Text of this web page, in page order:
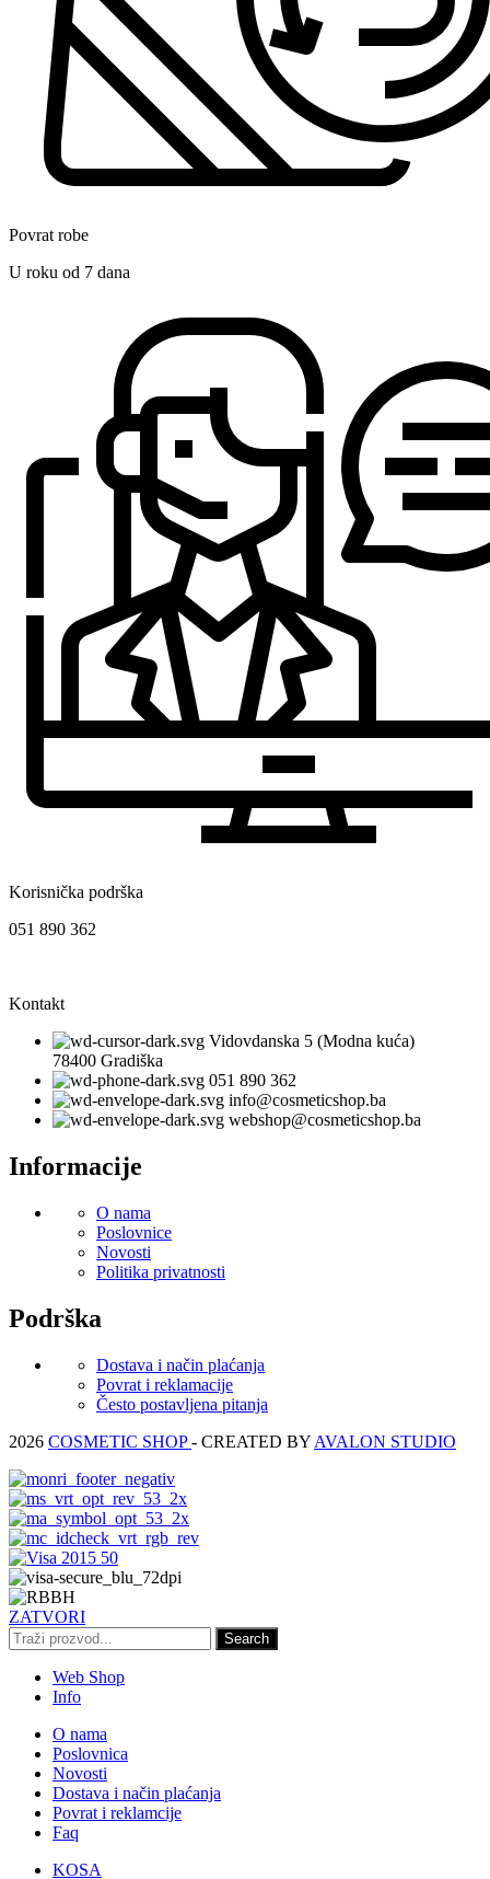
Povrat robe
U roku od 7 dana
Korisnička podrška
051 890 362
Kontakt
Vidovdanska 5 (Modna kuća)
78400 Gradiška
051 890 362
info@cosmeticshop.ba
webshop@cosmeticshop.ba
Informacije
O nama
Poslovnice
Novosti
Politika privatnosti
Podrška
Dostava i način plaćanja
Povrat i reklamacije
Često postavljena pitanja
2026 COSMETIC SHOP- CREATED BY AVALON STUDIO
ZATVORI
Search
Web Shop
Info
O nama
Poslovnica
Novosti
Dostava i način plaćanja
Povrat i reklamcije
Faq
KOSA